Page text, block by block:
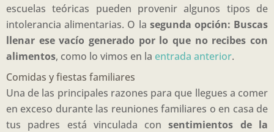
escuelas teóricas pueden provenir algunos tipos de
intolerancia alimentarias. O la segunda opción: Buscas
llenar ese vacío generado por lo que no recibes con
alimentos, como lo vimos en la entrada anterior.
Comidas y fiestas familiares
Una de las principales razones para que llegues a comer
en exceso durante las reuniones familiares o en casa de
tus padres está vinculada consentimientos de la